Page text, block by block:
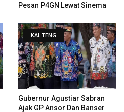
Pesan P4GN Lewat Sinema
KALTENG
Gubernur Agustiar Sabran
Ajak GP Ansor Dan Banser